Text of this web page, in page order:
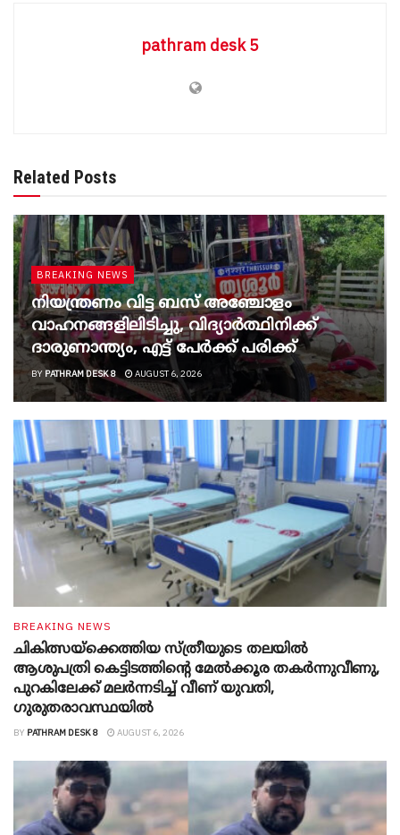
pathram desk 5
Related Posts
BREAKING NEWS
നിയന്ത്രണം വിട്ട ബസ് അഞ്ചോളം
വാഹനങ്ങളിലിടിച്ചു, വിദ്യാര്‍ത്ഥിനിക്ക്
ദാരുണാന്ത്യം, എട്ട് പേര്‍ക്ക് പരിക്ക്
BY PATHRAM DESK 8 AUGUST 6, 2026
BREAKING NEWS
ചികിത്സയ്ക്കെത്തിയ സ്ത്രീയുടെ തലയില്‍
ആശുപത്രി കെട്ടിടത്തിന്റെ മേൽക്കൂര തകർന്നുവീണു,
പുറകിലേക്ക് മലര്‍ന്നടിച്ച് വീണ് യുവതി,
ഗുരുതരാവസ്ഥയില്‍
BY PATHRAM DESK 8 AUGUST 6, 2026